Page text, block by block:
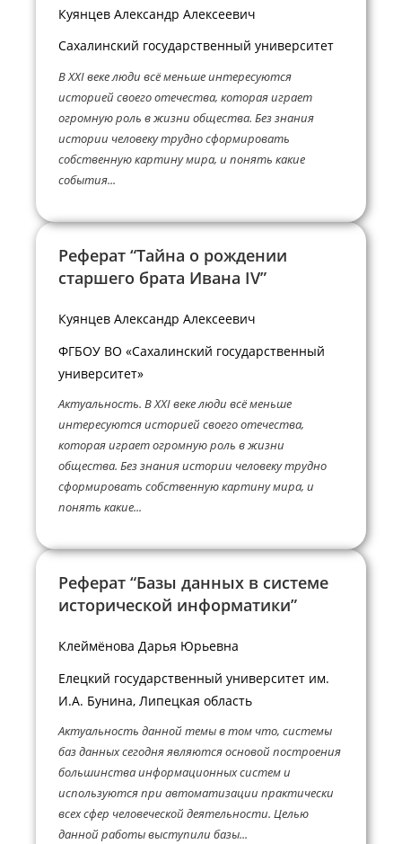
Куянцев Александр Алексеевич
Сахалинский государственный университет
В XXI веке люди всё меньше интересуются
историей своего отечества, которая играет
огромную роль в жизни общества. Без знания
истории человеку трудно сформировать
собственную картину мира, и понять какие
события...
Реферат “Тайна о рождении
старшего брата Ивана IV”
Куянцев Александр Алексеевич
ФГБОУ ВО «Сахалинский государственный
университет»
Актуальность. В XXI веке люди всё меньше
интересуются историей своего отечества,
которая играет огромную роль в жизни
общества. Без знания истории человеку трудно
сформировать собственную картину мира, и
понять какие...
Реферат “Базы данных в системе
исторической информатики”
Клеймёнова Дарья Юрьевна
Елецкий государственный университет им.
И.А. Бунина, Липецкая область
Актуальность данной темы в том что, системы
баз данных сегодня являются основой построения
большинства информационных систем и
используются при автоматизации практически
всех сфер человеческой деятельности. Целью
данной работы выступили базы...